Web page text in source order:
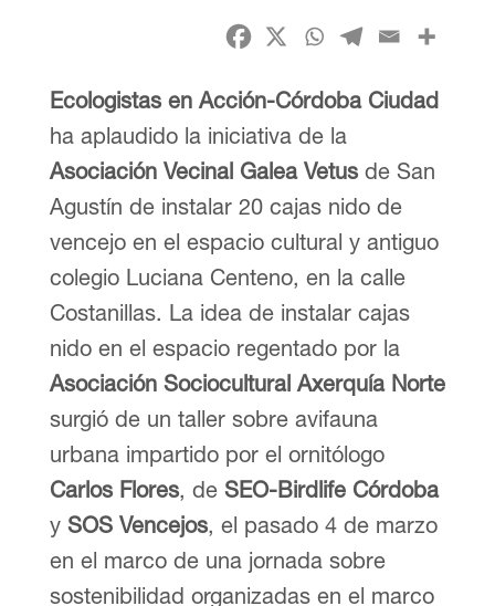
Ecologistas en Acción-Córdoba Ciudad
ha aplaudido la iniciativa de la
Asociación Vecinal Galea Vetus de San
Agustín de instalar 20 cajas nido de
vencejo en el espacio cultural y antiguo
colegio Luciana Centeno, en la calle
Costanillas. La idea de instalar cajas
nido en el espacio regentado por la
Asociación Sociocultural Axerquía Norte
surgió de un taller sobre avifauna
urbana impartido por el ornitólogo
Carlos Flores, de SEO-Birdlife Córdoba
y SOS Vencejos, el pasado 4 de marzo
en el marco de una jornada sobre
sostenibilidad organizadas en el marco